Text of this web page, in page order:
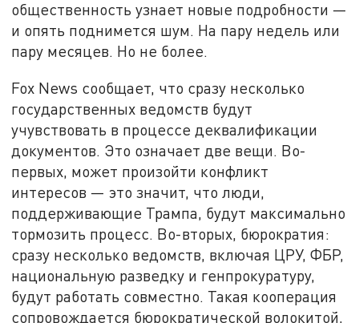
общественность узнает новые подробности —
и опять поднимется шум. На пару недель или
пару месяцев. Но не более.
Fox News сообщает, что сразу несколько
государственных ведомств будут
учувствовать в процессе деквалификации
документов. Это означает две вещи. Во-
первых, может произойти конфликт
интересов — это значит, что люди,
поддерживающие Трампа, будут максимально
тормозить процесс. Во-вторых, бюрократия:
сразу несколько ведомств, включая ЦРУ, ФБР,
национальную разведку и генпрокуратуру,
будут работать совместно. Такая кооперация
сопровождается бюрократической волокитой,